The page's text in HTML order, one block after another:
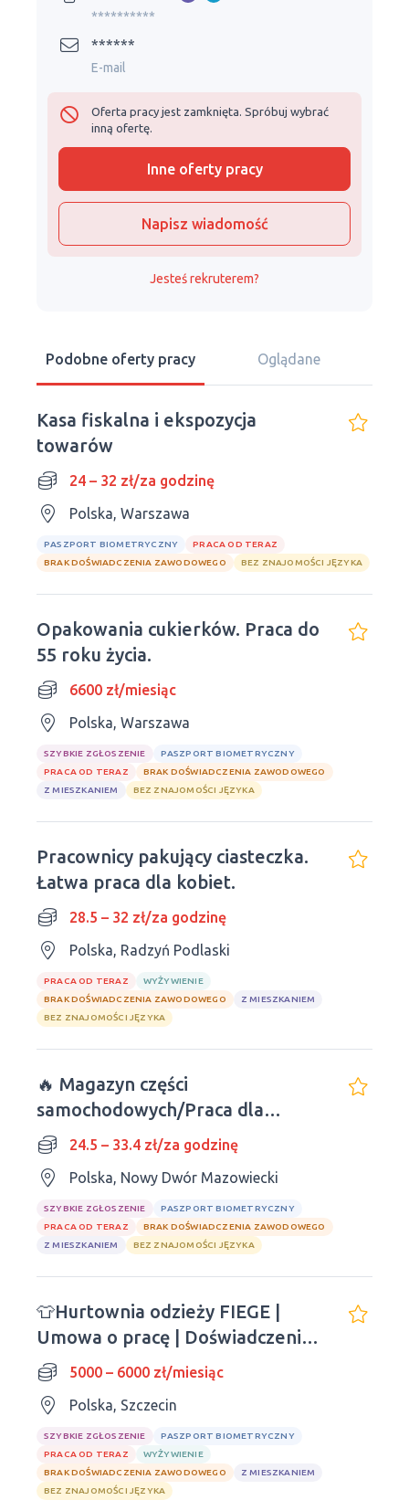
**********
******
E-mail
Oferta pracy jest zamknięta. Spróbuj wybrać
inną ofertę.
Inne oferty pracy
Napisz wiadomość
Jesteś rekruterem?
Podobne oferty pracy Oglądane
Kasa fiskalna i ekspozycja
towarów
24 – 32 zł/za godzinę
Polska, Warszawa
PASZPORT BIOMETRYCZNY
PRACA OD TERAZ
BRAK DOŚWIADCZENIA ZAWODOWEGO
BEZ ZNAJOMOŚCI JĘZYKA
Opakowania cukierków. Praca do
55 roku życia.
6600 zł/miesiąc
Polska, Warszawa
SZYBKIE ZGŁOSZENIE
PASZPORT BIOMETRYCZNY
PRACA OD TERAZ
BRAK DOŚWIADCZENIA ZAWODOWEGO
Z MIESZKANIEM
BEZ ZNAJOMOŚCI JĘZYKA
Pracownicy pakujący ciasteczka.
Łatwa praca dla kobiet.
28.5 – 32 zł/za godzinę
Polska, Radzyń Podlaski
PRACA OD TERAZ
WYŻYWIENIE
BRAK DOŚWIADCZENIA ZAWODOWEGO
Z MIESZKANIEM
BEZ ZNAJOMOŚCI JĘZYKA
🔥 Magazyn części
samochodowych/Praca dla
mężczyzn i kobiet
24.5 – 33.4 zł/za godzinę
Polska, Nowy Dwór Mazowiecki
SZYBKIE ZGŁOSZENIE
PASZPORT BIOMETRYCZNY
PRACA OD TERAZ
BRAK DOŚWIADCZENIA ZAWODOWEGO
Z MIESZKANIEM
BEZ ZNAJOMOŚCI JĘZYKA
👕Hurtownia odzieży FIEGE |
Umowa o pracę | Doświadczenie
nie jest wymagane
5000 – 6000 zł/miesiąc
Polska, Szczecin
SZYBKIE ZGŁOSZENIE
PASZPORT BIOMETRYCZNY
PRACA OD TERAZ
WYŻYWIENIE
BRAK DOŚWIADCZENIA ZAWODOWEGO
Z MIESZKANIEM
BEZ ZNAJOMOŚCI JĘZYKA